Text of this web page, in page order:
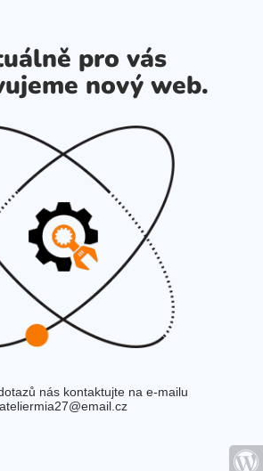
pro vás
nový web.
nás kontaktujte na e-mailu
ateliermia27@email.cz